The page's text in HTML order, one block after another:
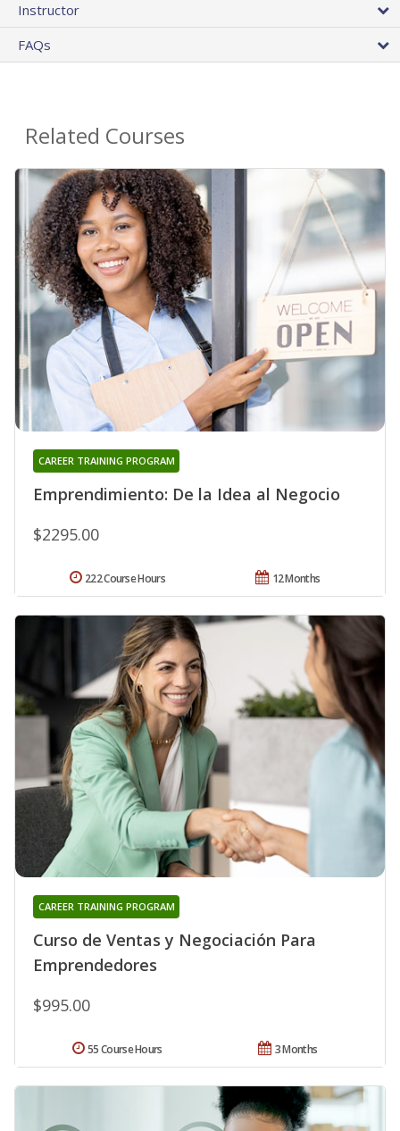
Instructor
FAQs
Related Courses
Emprendimiento: De la Idea al Negocio
CAREER TRAINING PROGRAM
$2295.00
12 Months
222 Course Hours
Curso de Ventas y Negociación Para
Emprendedores
CAREER TRAINING PROGRAM
$995.00
3 Months
55 Course Hours